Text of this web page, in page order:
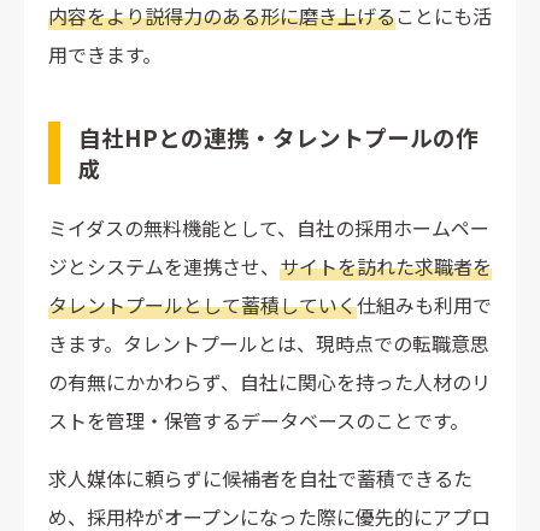
内容をより説得力のある形に磨き上げることにも活
用できます。
自社HPとの連携・タレントプールの作
成
ミイダスの無料機能として、自社の採用ホームペー
ジとシステムを連携させ、 サイトを訪れた求職者を
タレントプールとして蓄積していく仕組みも利用で
きます。タレントプールとは、現時点での転職意思
の有無にかかわらず、自社に関心を持った人材のリ
ストを管理・保管するデータベースのことです。
求人媒体に頼らずに候補者を自社で蓄積できるた
め、採用枠がオープンになった際に優先的にアプロ